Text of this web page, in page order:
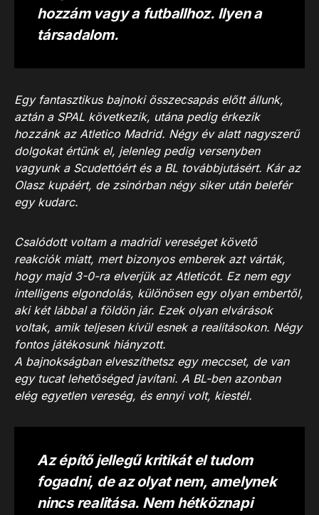
hozzám vagy a futballhoz. Ilyen a
társadalom.
Egy fantasztikus bajnoki összecsapás előtt állunk,
aztán a SPAL következik, utána pedig érkezik
hozzánk az Atletico Madrid. Négy év alatt nagyszerű
dolgokat értünk el, jelenleg pedig versenyben
vagyunk a Scudettóért és a BL továbbjutásért. Kár az
Olasz kupáért, de zsinórban négy siker után belefér
egy kudarc.
Csalódott voltam a madridi vereséget követő
reakciók miatt, mert bizonyos emberek azt várták,
hogy majd 3-0-ra elverjük az Atleticót. Ez nem egy
intelligens elgondolás, különösen egy olyan embertől,
aki két lábbal a földön jár. Ezek olyan elvárások
voltak, amik teljesen kívül esnek a realitásokon. Négy
fontos játékosunk hiányzott.
A bajnokságban elveszíthetsz egy meccset, de van
egy tucat lehetőséged javítani. A BL-ben azonban
elég egyetlen vereség, és ennyi volt, kiestél.
Az építő jellegű kritikát el tudom
fogadni, de az olyat nem, amelynek
nincs realitása. Nem hétköznapi